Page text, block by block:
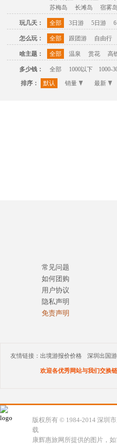
苏梅岛
长滩岛 宿雾岛
玩几天： 全部 3日游 5日游
怎么玩： 全部 跟团游 自由行
啥主题： 全部 温泉 赏花 高
多少钱： 全部 1000以下 1000-
排序：
默认 销量 最新
常见问题
如何团购
用户协议
隐私声明
免责声明
友情链接： 出境游报价价格 深圳出国游
欢迎各优秀网站与我们交换
版权所有 © 1984-2014 深圳
载
康辉惠旅网所提供的图片，